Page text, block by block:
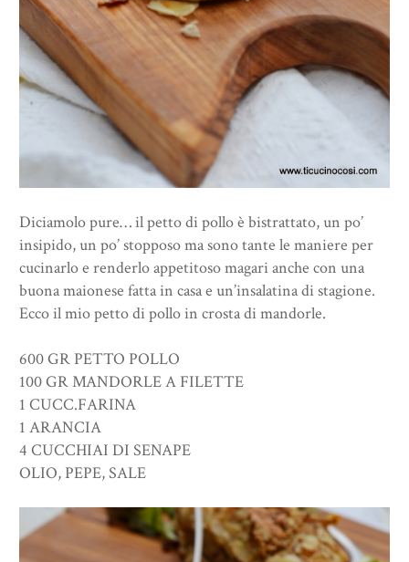
Diciamolo pure… il petto di pollo è bistrattato, un po’
insipido, un po’ stopposo ma sono tante le maniere per
cucinarlo e renderlo appetitoso magari anche con una
buona maionese fatta in casa e un’insalatina di stagione.
Ecco il mio petto di pollo in crosta di mandorle.
600 GR PETTO POLLO
100 GR MANDORLE A FILETTE
1 CUCC.FARINA
1 ARANCIA
4 CUCCHIAI DI SENAPE
OLIO, PEPE, SALE